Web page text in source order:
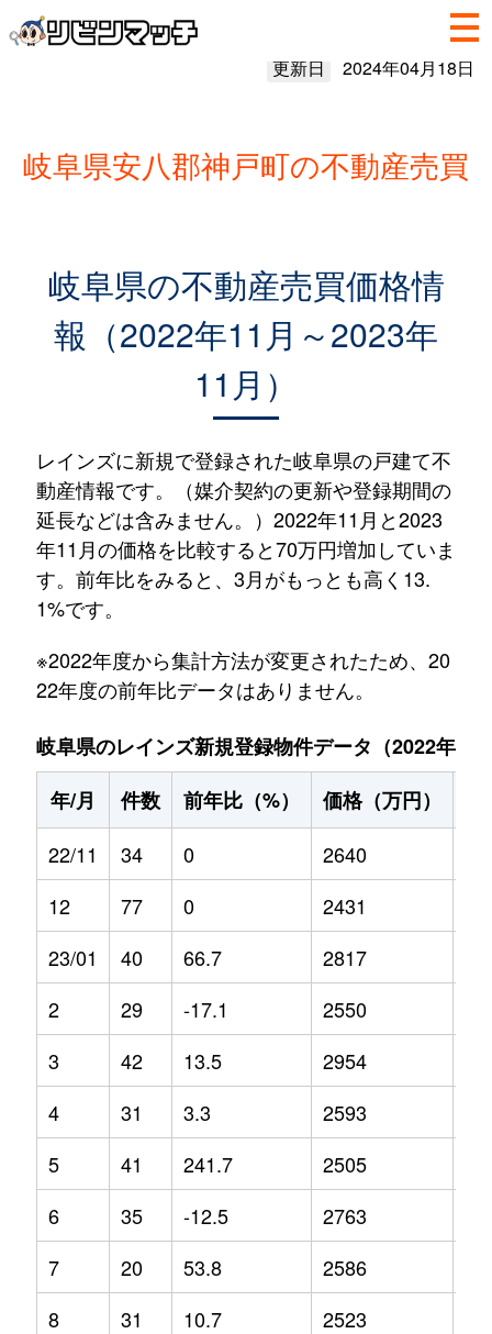
更新日 2024年04月18日
岐阜県安八郡神戸町の不動産売買
岐阜県の不動産売買価格情
報（2022年11月～2023年
11月）
レインズに新規で登録された岐阜県の戸建て不
動産情報です。（媒介契約の更新や登録期間の
延長などは含みません。）2022年11月と2023
年11月の価格を比較すると70万円増加していま
す。前年比をみると、3月がもっとも高く13.
1%です。
※2022年度から集計方法が変更されたため、20
22年度の前年比データはありません。
岐阜県のレインズ新規登録物件データ（2022年11
年/月
件数 前年比（%） 価格（万円）
22/11
34 0 2640
12
77 0 2431
23/01
40 66.7 2817
2
29 -17.1 2550
3
42 13.5 2954
4
31 3.3 2593
5
41 241.7 2505
6
35 -12.5 2763
7
20 53.8 2586
8
31 10.7 2523